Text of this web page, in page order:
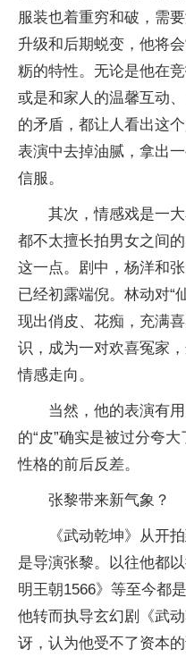
服装也着重穷和破，需
升级和后期蜕变，他将
粝的特性。无论是他在
或是和家人的温馨互动
的矛盾，都让人看出这
表演中去掉油腻，拿出
信服。
其次，情感戏是一
都不太擅长拍男女之间
这一点。剧中，杨洋和
已经初露端倪。林动对“
现出俏皮、花痴，充满
识，成为一对欢喜冤家
情感走向。
当然，他的表演有
的“皮”确实是被过分夸
性格的前后反差。
张黎带来新气象？
《武动乾坤》从开
是导演张黎。以往他都
明王朝1566》等至今都
他转而执导玄幻剧《武
讶，认为他受不了资本